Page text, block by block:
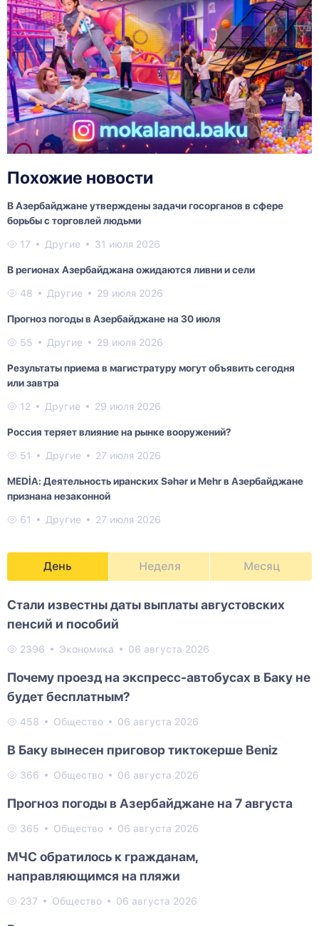
Похожие новости
В Азербайджане утверждены задачи госорганов в сфере
борьбы с торговлей людьми
17 Другие 31 июля 2026
В регионах Азербайджана ожидаются ливни и сели
48 Другие 29 июля 2026
Прогноз погоды в Азербайджане на 30 июля
55 Другие 29 июля 2026
Результаты приема в магистратуру могут объявить сегодня
или завтра
12 Другие 29 июля 2026
Россия теряет влияние на рынке вооружений?
51 Другие 27 июля 2026
MEDİA: Деятельность иранских Səhər и Mehr в Азербайджане
признана незаконной
61 Другие 27 июля 2026
День Неделя Месяц
Стали известны даты выплаты августовских
пенсий и пособий
2396 Экономика 06 августа 2026
Почему проезд на экспресс-автобусах в Баку не
будет бесплатным?
458 Общество 06 августа 2026
В Баку вынесен приговор тиктокерше Beniz
366 Общество 06 августа 2026
Прогноз погоды в Азербайджане на 7 августа
365 Общество 06 августа 2026
МЧС обратилось к гражданам,
направляющимся на пляжи
237 Общество 06 августа 2026